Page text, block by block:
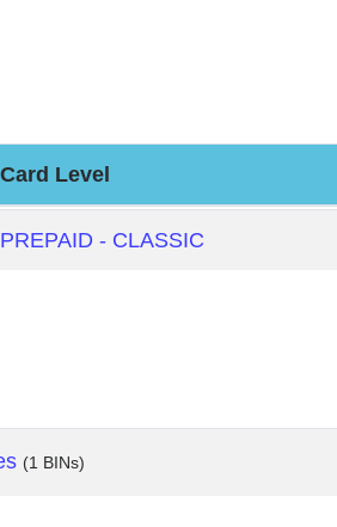
Card Level
PREPAID - CLASSIC
(1 BINs)